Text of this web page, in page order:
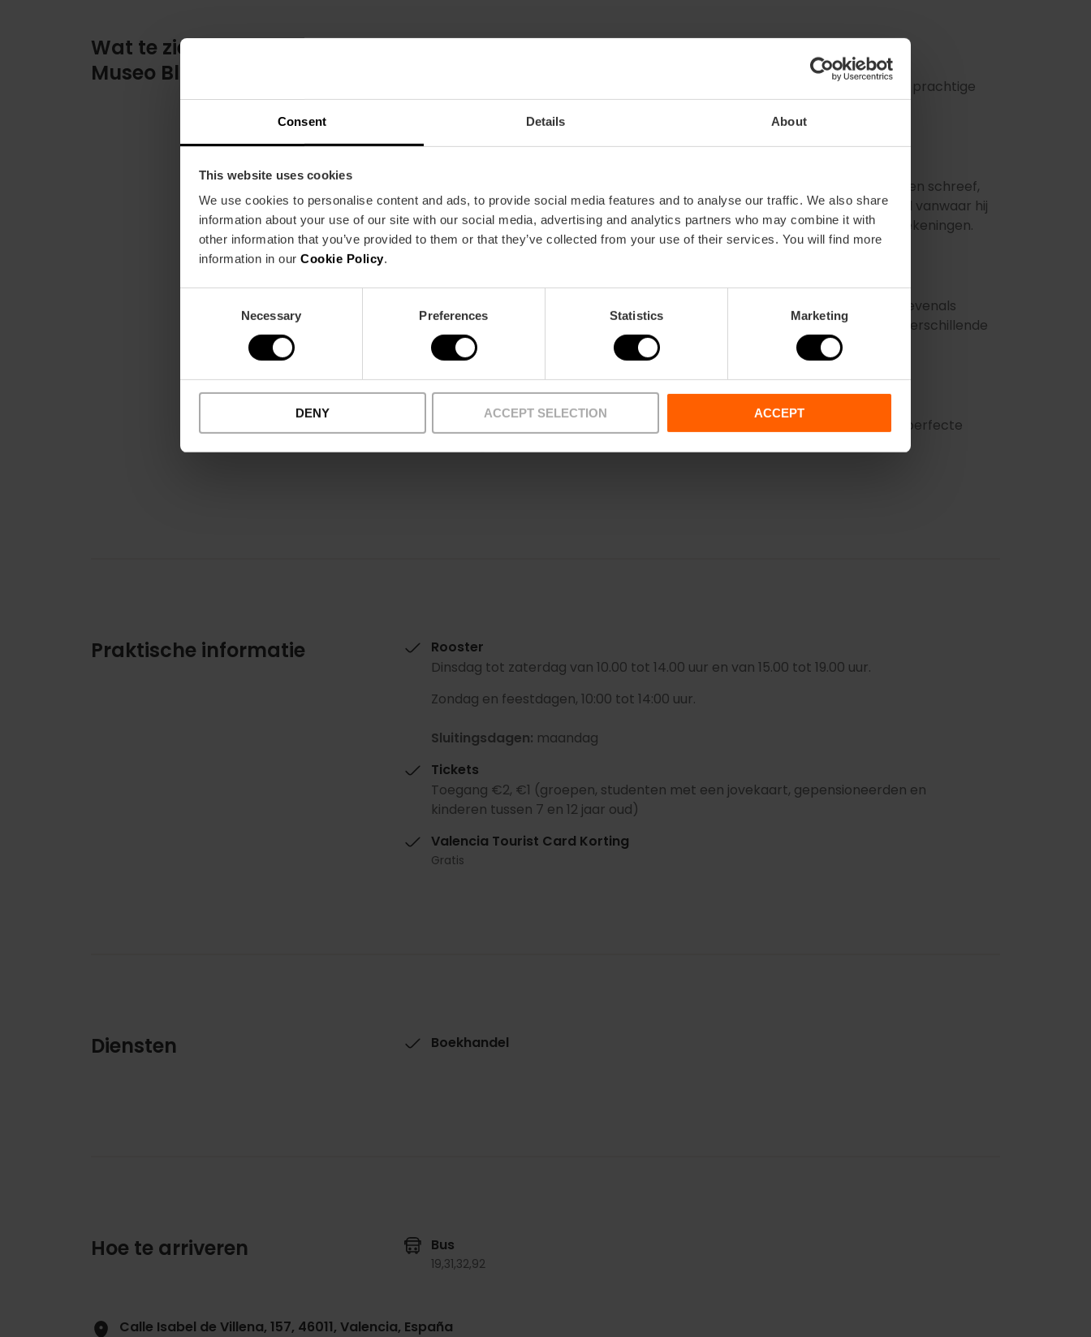
Consent Details About
This website uses cookies
We use cookies to personalise content and ads, to provide social media features and to analyse our traffic. We also share
information about your use of our site with our social media, advertising and analytics partners who may combine it with
other information that you’ve provided to them or that they’ve collected from your use of their services. You will find more
information in our Cookie Policy.
Necessary Preferences Statistics Marketing
DENY ACCEPT SELECTION ACCEPT
Wat te zien in het Casa-
Museo Blasco Ibáñez
De villa heeft haar oorspronkelijke uiterlijk behouden, met als hoogtepunt de prachtige
galerij van zuilen en kariatiden aan de gevel.
Op de eerste verdieping zijn de kamers nagebouwd waar de auteur woonde en schreef,
met originele meubels, voorwerpen en familieportretten. Hier vind je de stoel vanwaar hij
over de zee uitkeek, zijn bril en inktpot, evenals brieven en persoonlijke aantekeningen.
Op de tweede verdieping vind je biografische documentatie over de auteur, evenals
manuscripten en een uitgebreide bibliotheek met edities van zijn werken in verschillende
talen.
Tuin
Een wandeling door de prachtige mediterrane tuin die de villa omringt, is de perfecte
Praktische informatie
Rooster
Dinsdag tot zaterdag van 10.00 tot 14.00 uur en van 15.00 tot 19.00 uur.
Zondag en feestdagen, 10:00 tot 14:00 uur.
Sluitingsdagen: maandag
Tickets
Toegang €2, €1 (groepen, studenten met een jovekaart, gepensioneerden en
kinderen tussen 7 en 12 jaar oud)
Valencia Tourist Card Korting
Gratis
Diensten Boekhandel
Hoe te arriveren Bus
19,31,32,92
Calle Isabel de Villena, 157, 46011, Valencia, España